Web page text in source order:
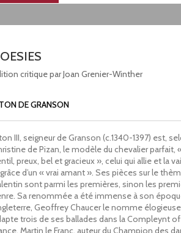
critique par Joan Grenier-Winther
DE GRANSON
III, seigneur de Granson (c.1340-1397) est,
de Pizan, le modèle du chevalier parfait,
preux, bel et gracieux », celui qui allie et la
d’un « vrai amant ». Ses pièces sur le
sont parmi les premières, sinon les
Sa renommée a été immense à son
Geoffrey Chaucer le nomme
trois de ses ballades dans la Compleynt of
Martin le Franc, auteur du Champion des